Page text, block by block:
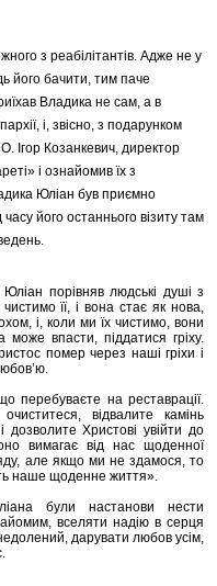
з реабілітантів. Адже не у
його бачити, тим паче
Владика не сам, а в
і, звісно, з подарунком
Ігор Козанкевич, директор
і ознайомив їх з
Юліан був приємно
його останнього візиту там
порівняв людські душі з
її, і вона стає як нова,
і, коли ми їх чистимо, вони
впасти, піддатися гріху.
помер через наші гріхи і
перебуваєте на реставрації.
відвалите камінь
Христові увійти до
вимагає від нас щоденної
але якщо ми не здамося, то
наше щоденне життя».
були настанови нести
вселяти надію в серця
дарувати любов усім,